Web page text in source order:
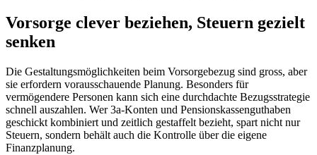
Vorsorge clever beziehen, Steuern gezielt
senken
Die Gestaltungsmöglichkeiten beim Vorsorgebezug sind gross, aber
sie erfordern vorausschauende Planung. Besonders für
vermögendere Personen kann sich eine durchdachte Bezugsstrategie
schnell auszahlen. Wer 3a-Konten und Pensionskassenguthaben
geschickt kombiniert und zeitlich gestaffelt bezieht, spart nicht nur
Steuern, sondern behält auch die Kontrolle über die eigene
Finanzplanung.